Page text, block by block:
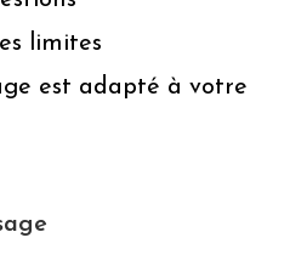
limites
est adapté à votre